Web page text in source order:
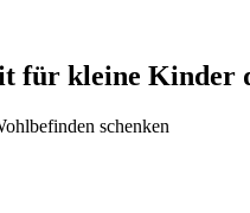
für kleine Kinder
schenken